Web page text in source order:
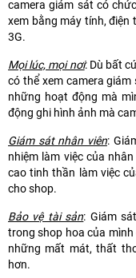
camera giám sát có
xem bằng máy tính, điện
3G.
Mọi lúc, mọi nơi: Dù bất
có thể xem camera
những hoạt động mà
động ghi hình ảnh mà
Giám sát nhân viên:
nhiệm làm việc của
cao tinh thần làm việc
cho shop.
Bảo vệ tài sản: Giám
trong shop hoa của
những mất mát, thất
hơn.